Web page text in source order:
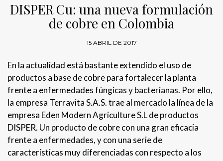
DISPER Cu: una nueva formulación
de cobre en Colombia
15 ABRIL DE 2017
En la actualidad está bastante extendido el uso de
productos a base de cobre para fortalecer la planta
frente a enfermedades fúngicas y bacterianas. Por ello,
la empresa Terravita S.A.S. trae al mercado la línea de la
empresa Eden Modern Agriculture S.L de productos
DISPER. Un producto de cobre con una gran eficacia
frente a enfermedades, y con una serie de
características muy diferenciadas con respecto a los